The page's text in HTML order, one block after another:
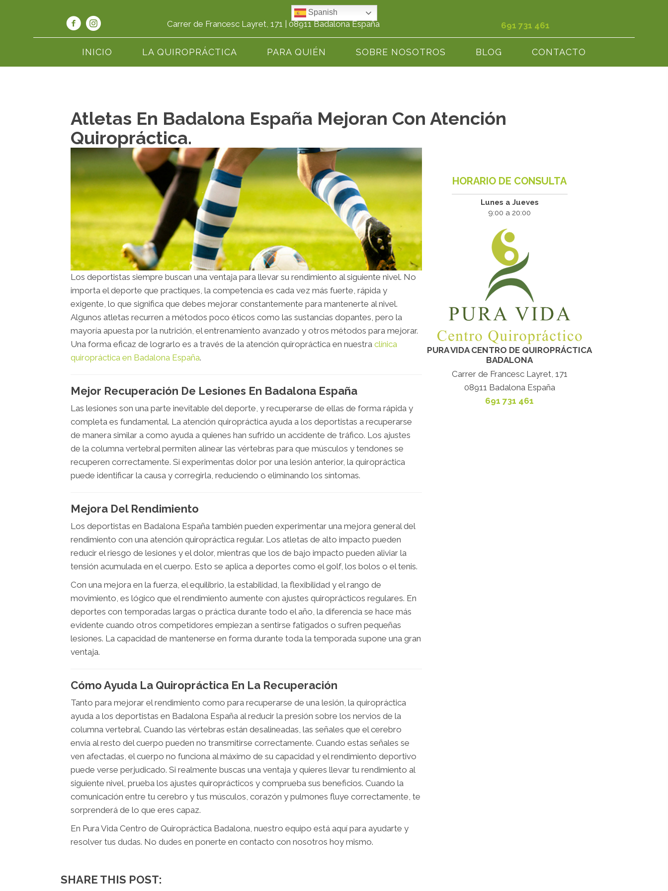
Spanish
Carrer de Francesc Layret, 171 | 08911 Badalona España 691 731 461
INICIO LA QUIROPRÁCTICA PARA QUIÉN SOBRE NOSOTROS BLOG CONTACTO
Atletas En Badalona España Mejoran Con Atención
Quiropráctica.
Los deportistas siempre buscan una ventaja para llevar su rendimiento al siguiente nivel. No
importa el deporte que practiques, la competencia es cada vez más fuerte, rápida y
exigente, lo que significa que debes mejorar constantemente para mantenerte al nivel.
Algunos atletas recurren a métodos poco éticos como las sustancias dopantes, pero la
mayoría apuesta por la nutrición, el entrenamiento avanzado y otros métodos para mejorar.
Una forma eficaz de lograrlo es a través de la atención quiropráctica en nuestra clínica
quiropráctica en Badalona España.
Mejor Recuperación De Lesiones En Badalona España
Las lesiones son una parte inevitable del deporte, y recuperarse de ellas de forma rápida y
completa es fundamental. La atención quiropráctica ayuda a los deportistas a recuperarse
de manera similar a como ayuda a quienes han sufrido un accidente de tráfico. Los ajustes
de la columna vertebral permiten alinear las vértebras para que músculos y tendones se
recuperen correctamente. Si experimentas dolor por una lesión anterior, la quiropráctica
puede identificar la causa y corregirla, reduciendo o eliminando los síntomas.
Mejora Del Rendimiento
Los deportistas en Badalona España también pueden experimentar una mejora general del
rendimiento con una atención quiropráctica regular. Los atletas de alto impacto pueden
reducir el riesgo de lesiones y el dolor, mientras que los de bajo impacto pueden aliviar la
tensión acumulada en el cuerpo. Esto se aplica a deportes como el golf, los bolos o el tenis.
Con una mejora en la fuerza, el equilibrio, la estabilidad, la flexibilidad y el rango de
movimiento, es lógico que el rendimiento aumente con ajustes quiroprácticos regulares. En
deportes con temporadas largas o práctica durante todo el año, la diferencia se hace más
evidente cuando otros competidores empiezan a sentirse fatigados o sufren pequeñas
lesiones. La capacidad de mantenerse en forma durante toda la temporada supone una gran
ventaja.
Cómo Ayuda La Quiropráctica En La Recuperación
Tanto para mejorar el rendimiento como para recuperarse de una lesión, la quiropráctica
ayuda a los deportistas en Badalona España al reducir la presión sobre los nervios de la
columna vertebral. Cuando las vértebras están desalineadas, las señales que el cerebro
envía al resto del cuerpo pueden no transmitirse correctamente. Cuando estas señales se
ven afectadas, el cuerpo no funciona al máximo de su capacidad y el rendimiento deportivo
puede verse perjudicado. Si realmente buscas una ventaja y quieres llevar tu rendimiento al
siguiente nivel, prueba los ajustes quiroprácticos y comprueba sus beneficios. Cuando la
comunicación entre tu cerebro y tus músculos, corazón y pulmones fluye correctamente, te
sorprenderá de lo que eres capaz.
En Pura Vida Centro de Quiropráctica Badalona, nuestro equipo está aquí para ayudarte y
resolver tus dudas. No dudes en ponerte en contacto con nosotros hoy mismo.
HORARIO DE CONSULTA
Lunes a Jueves
9:00 a 20:00
PURA VIDA CENTRO DE QUIROPRÁCTICA
BADALONA
Carrer de Francesc Layret, 171
08911 Badalona España
691 731 461
SHARE THIS POST: